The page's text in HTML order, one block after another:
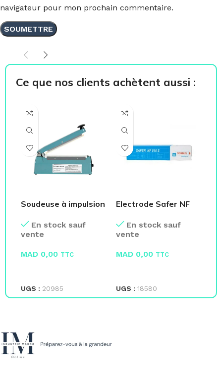
navigateur pour mon prochain commentaire.
Ce que nos clients achètent aussi :
Soudeuse à impulsion
En stock sauf
vente
MAD 0,00 TTC
UGS : 20985
Electrode Safer NF
En stock sauf
vente
MAD 0,00 TTC
UGS : 18580